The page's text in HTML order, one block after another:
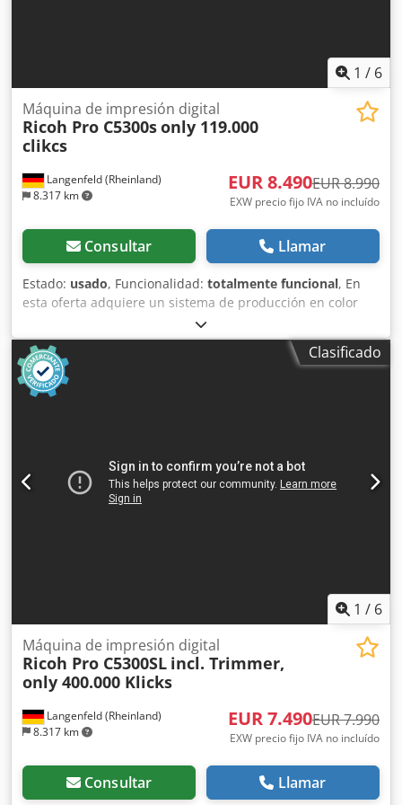
1 / 6
Langenfeld (Rheinland)
8.317 km
Máquina de impresión digital
Ricoh Pro C5300sonly 119.000
clikcs
EUR 8.490EUR 8.990
EXW precio fijo IVA no incluído
Consultar Llamar
Estado: usado, Funcionalidad: totalmente funcional, En
esta oferta adquiere un sistema de producción en color
usado "Ricoh Pro C5300s". Objeto de la venta: 1 x Ricoh Pro
C5300s con el siguiente equipamiento: Incl. finalizadora de
folletos SR5100 Contadores: Total: aprox. 118.014 páginas
Color: aprox. 88.410 páginas Negro: aprox. 29.604 páginas
Estado: Se trata de un equipo usado que puede presentar
envío: Puede ver el equipo en nuestro horario comercial
tras acordar una cita. Dsdsylugnspfx Apnjck Embalaje
marítimo y envío mundial disponibles bajo consulta. Antes
Clasificado
1 / 6
Langenfeld (Rheinland)
8.317 km
Máquina de impresión digital
Ricoh Pro C5300SL incl. Trimmer,
only 400.000 Klicks
EUR 7.490EUR 7.990
EXW precio fijo IVA no incluído
Consultar Llamar